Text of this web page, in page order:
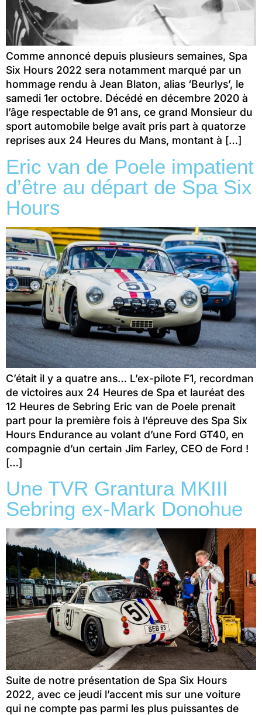
Comme annoncé depuis plusieurs semaines, Spa
Six Hours 2022 sera notamment marqué par un
hommage rendu à Jean Blaton, alias ‘Beurlys’, le
samedi 1er octobre. Décédé en décembre 2020 à
l’âge respectable de 91 ans, ce grand Monsieur du
sport automobile belge avait pris part à quatorze
reprises aux 24 Heures du Mans, montant à […]
Eric van de Poele impatient
d’être au départ de Spa Six
Hours
C’était il y a quatre ans… L’ex-pilote F1, recordman
de victoires aux 24 Heures de Spa et lauréat des
12 Heures de Sebring Eric van de Poele prenait
part pour la première fois à l’épreuve des Spa Six
Hours Endurance au volant d’une Ford GT40, en
compagnie d’un certain Jim Farley, CEO de Ford !
[…]
Une TVR Grantura MKIII
Sebring ex-Mark Donohue
Suite de notre présentation de Spa Six Hours
2022, avec ce jeudi l’accent mis sur une voiture
qui ne compte pas parmi les plus puissantes de